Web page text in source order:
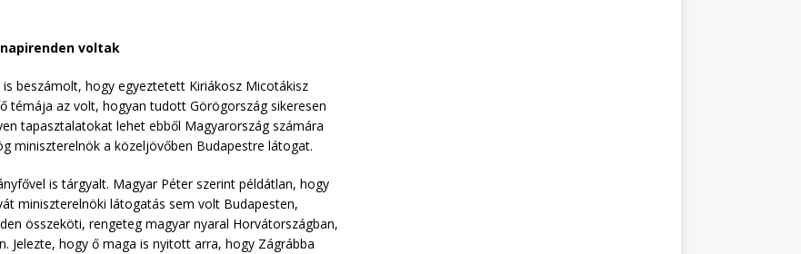
voltak
beszámolt, hogy egyeztetett Kiriákosz Micotákisz
témája az volt, hogyan tudott Görögország sikeresen
tapasztalatokat lehet ebből Magyarország számára
miniszterelnök a közeljövőben Budapestre látogat.
is tárgyalt. Magyar Péter szerint példátlan, hogy
miniszterelnöki látogatás sem volt Budapesten,
összeköti, rengeteg magyar nyaral Horvátországban,
Jelezte, hogy ő maga is nyitott arra, hogy Zágrábba